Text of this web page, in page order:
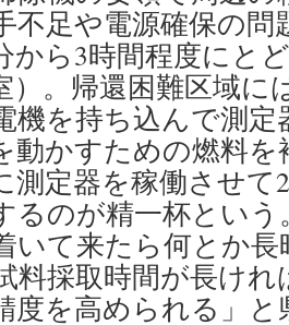
不足や電源確保の
から3時間程度にと
）。帰還困難区域に
機を持ち込んで測
動かすための燃料
測定器を稼働させ
るのが精一杯という
いて来たら何とか
料採取時間が長け
度を高められる」と